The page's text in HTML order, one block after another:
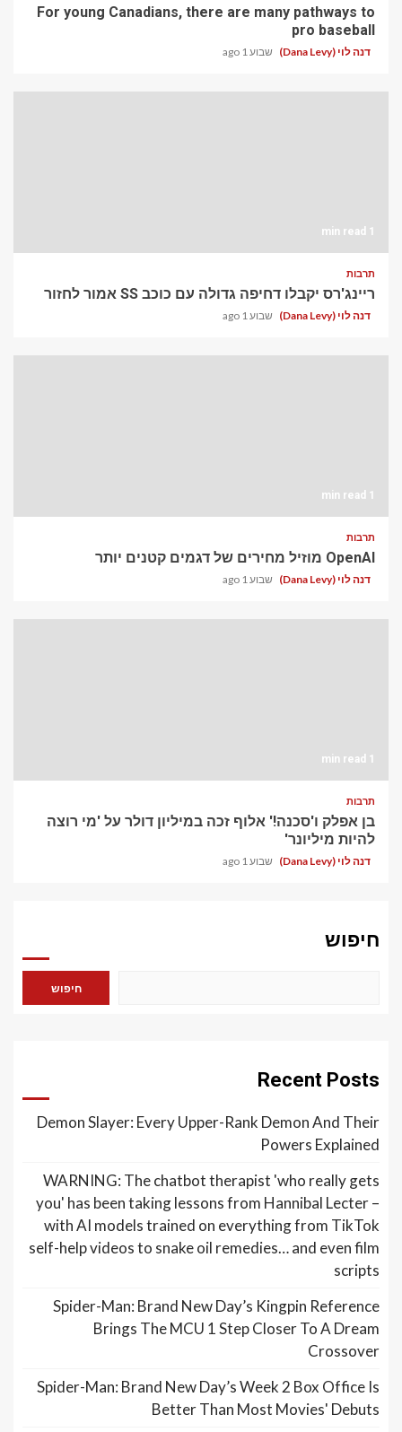
For young Canadians, there are many pathways to
pro baseball
דנה לוי (Dana Levy) שבוע 1 ago
1 min read
תרבות
ריינג'רס יקבלו דחיפה גדולה עם כוכב SS אמור לחזור
דנה לוי (Dana Levy) שבוע 1 ago
1 min read
תרבות
OpenAI מוזיל מחירים של דגמים קטנים יותר
דנה לוי (Dana Levy) שבוע 1 ago
1 min read
תרבות
בן אפלק ו'סכנה!' אלוף זכה במיליון דולר על 'מי רוצה
להיות מיליונר'
דנה לוי (Dana Levy) שבוע 1 ago
חיפוש
חיפוש
Recent Posts
Demon Slayer: Every Upper-Rank Demon And Their
Powers Explained
WARNING: The chatbot therapist 'who really gets
you' has been taking lessons from Hannibal Lecter –
with AI models trained on everything from TikTok
self-help videos to snake oil remedies… and even film
scripts
Spider-Man: Brand New Day’s Kingpin Reference
Brings The MCU 1 Step Closer To A Dream
Crossover
Spider-Man: Brand New Day’s Week 2 Box Office Is
Better Than Most Movies' Debuts